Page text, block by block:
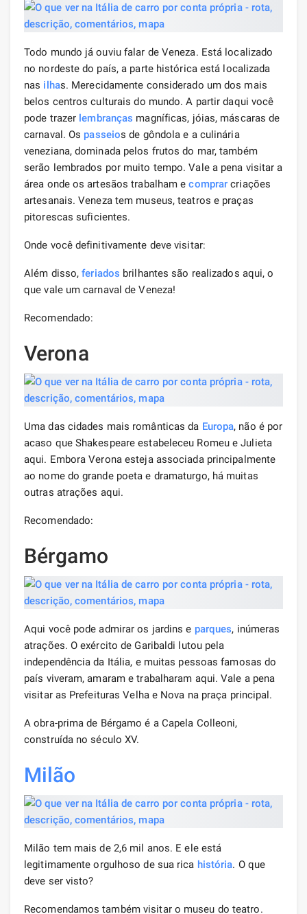
Todo mundo já ouviu falar de Veneza. Está localizado
no nordeste do país, a parte histórica está localizada
nas ilhas. Merecidamente considerado um dos mais
belos centros culturais do mundo. A partir daqui você
pode trazer lembranças magníficas, jóias, máscaras de
carnaval. Os passeios de gôndola e a culinária
veneziana, dominada pelos frutos do mar, também
serão lembrados por muito tempo. Vale a pena visitar a
área onde os artesãos trabalham ecomprar criações
artesanais. Veneza tem museus, teatros e praças
pitorescas suficientes.
Onde você definitivamente deve visitar:
Além disso,feriados brilhantes são realizados aqui, o
que vale um carnaval de Veneza!
Recomendado:
Verona
Uma das cidades mais românticas da Europa, não é por
acaso que Shakespeare estabeleceu Romeu e Julieta
aqui. Embora Verona esteja associada principalmente
ao nome do grande poeta e dramaturgo, há muitas
outras atrações aqui.
Recomendado:
Bérgamo
Aqui você pode admirar os jardins e parques, inúmeras
atrações. O exército de Garibaldi lutou pela
independência da Itália, e muitas pessoas famosas do
país viveram, amaram e trabalharam aqui. Vale a pena
visitar as Prefeituras Velha e Nova na praça principal.
A obra-prima de Bérgamo é a Capela Colleoni,
construída no século XV.
Milão
Milão tem mais de 2,6 mil anos. E ele está
legitimamente orgulhoso de sua rica história. O que
deve ser visto?
Recomendamos também visitar o museu do teatro.